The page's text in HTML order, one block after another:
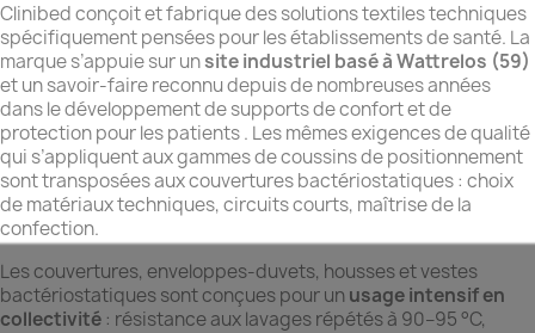
Clinibed conçoit et fabrique des solutions textiles techniques
spécifiquement pensées pour les établissements de santé. La
marque s’appuie sur unsite industriel basé à Wattrelos (59)
et un savoir-faire reconnu depuis de nombreuses années
dans le développement de supports de confort et de
protection pour les patients . Les mêmes exigences de qualité
qui s’appliquent aux gammes de coussins de positionnement
sont transposées aux couvertures bactériostatiques : choix
de matériaux techniques, circuits courts, maîtrise de la
confection.
Les couvertures, enveloppes-duvets, housses et vestes
bactériostatiques sont conçues pour un usage intensif en
collectivité : résistance aux lavages répétés à 90–95 °C,